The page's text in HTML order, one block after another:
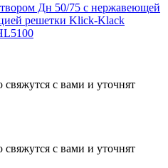
Дн 50/75 с нержавеющей
решетки Klick-Klack
с вами и уточнят
с вами и уточнят